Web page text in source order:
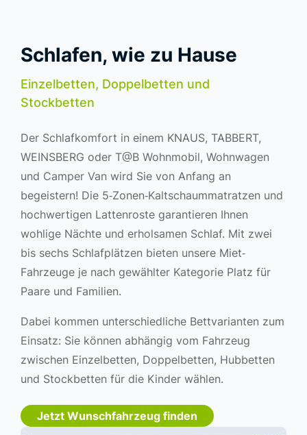
Schlafen, wie zu Hause
Einzelbetten, Doppelbetten und
Stockbetten
Der Schlafkomfort in einem KNAUS, TABBERT,
WEINSBERG oder T@B Wohnmobil, Wohnwagen
und Camper Van wird Sie von Anfang an
begeistern! Die 5‐Zonen‐Kaltschaummatratzen und
hochwertigen Lattenroste garantieren Ihnen
wohlige Nächte und erholsamen Schlaf. Mit zwei
bis sechs Schlafplätzen bieten unsere Miet‐
Fahrzeuge je nach gewählter Kategorie Platz für
Paare und Familien.
Dabei kommen unterschiedliche Bettvarianten zum
Einsatz: Sie können abhängig vom Fahrzeug
zwischen Einzelbetten, Doppelbetten, Hubbetten
und Stockbetten für die Kinder wählen.
Jetzt Wunschfahrzeug finden